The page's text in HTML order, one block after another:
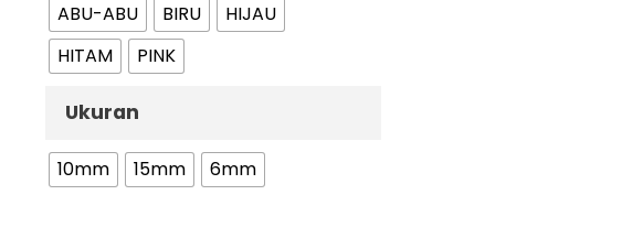
ABU-ABU BIRU
HIJAU
HITAM
PINK
Ukuran
10mm 15mm 6mm